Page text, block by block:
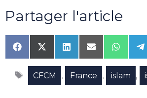
Partager l'article
Share
on
Facebook
Share
on
X
(Twitter)
Share
on
LinkedIn
Share
on
Email
Share
on
Étiquettes
CFCM , France , islam ,